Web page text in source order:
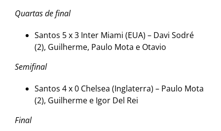
Quartas de final
Santos 5 x 3 Inter Miami (EUA) – Davi Sodré
(2), Guilherme, Paulo Mota e Otavio
Semifinal
Santos 4 x 0 Chelsea (Inglaterra) – Paulo Mota
(2), Guilherme e Igor Del Rei
Final